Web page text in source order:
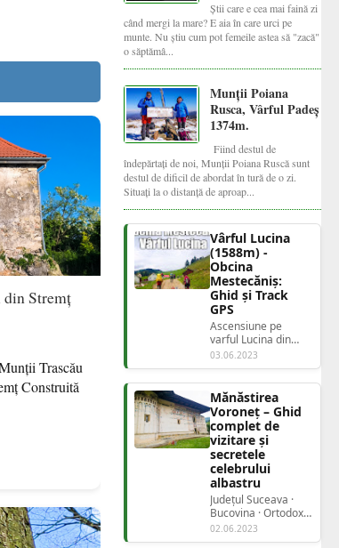
din Stremț
Trascău
Construită
Știi care e cea mai faină zi
când mergi la mare? E aia în care urci pe
munte. Nu știu cum pot femeile astea să "zacă"
o săptămâ...
Munții Poiana
Rusca, Vârful Padeș
1374m.
Fiind destul de
îndepărtați de noi, Munții Poiana Ruscă sunt
destul de dificil de abordat în tură de o zi.
Situați la o distanță de aproap...
Vârful Lucina
(1588m) -
Obcina
Mestecăniș:
Ghid și Track
GPS
Ascensiune pe
varful Lucina din
Obcina Mestecăniș -
ghid complet,
coordonate, Track
GPS Ob...
03.06.2023
Mănăstirea
Voroneț – Ghid
complet de
vizitare și
secretele
celebrului
albastru
Județul Suceava ·
Bucovina · Ortodox
Mănăstirea
VoronețAlbastrul
02.06.2023